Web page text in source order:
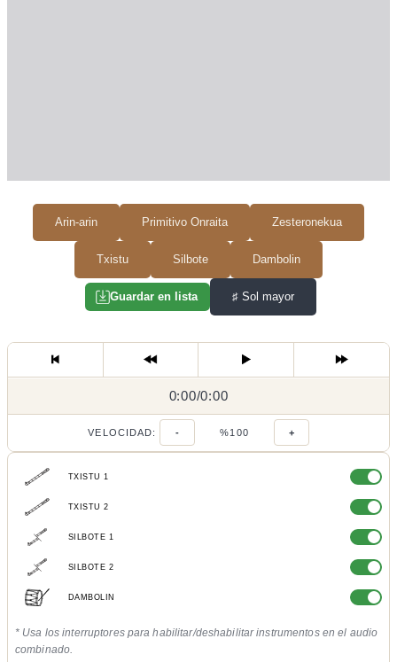
Arin-arin Primitivo Onraita Zesteronekua
Txistu Silbote Dambolin
Guardar en lista ♯ Sol mayor
0:00/
0:00/0:00
VELOCIDAD: - %100 +
TXISTU 1
TXISTU 2
SILBOTE 1
SILBOTE 2
DAMBOLIN
* Usa los interruptores para habilitar/deshabilitar instrumentos en el audio
combinado.